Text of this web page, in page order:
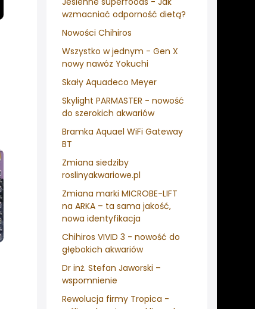
wzmacniać odporność dietą?
Nowości Chihiros
Wszystko w jednym - Gen X
nowy nawóz Yokuchi
Skały Aquadeco Meyer
Skylight PARMASTER - nowość
do szerokich akwariów
Bramka Aquael WiFi Gateway
BT
Zmiana siedziby
roslinyakwariowe.pl
Zmiana marki MICROBE-LIFT
na ARKA – ta sama jakość,
nowa identyfikacja
Chihiros VIVID 3 - nowość do
głębokich akwariów
Dr inż. Stefan Jaworski –
wspomnienie
Rewolucja firmy Tropica -